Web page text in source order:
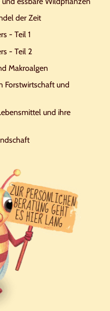
der Zeit
- Teil 1
- Teil 2
Makroalgen
Forstwirtschaft und
und ihre